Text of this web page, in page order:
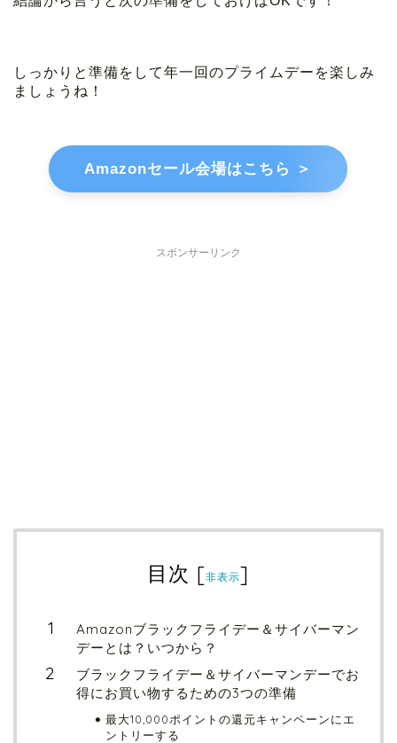
しっかりと準備をして年一回のプライムデーを楽しみ
ましょうね！
Amazonセール会場はこちら ＞
スポンサーリンク
目次 [非表示]
Amazonブラックフライデー＆サイバーマン
デーとは？いつから？
ブラックフライデー＆サイバーマンデーでお
得にお買い物するための3つの準備
最大10,000ポイントの還元キャンペーンにエ
ントリーする